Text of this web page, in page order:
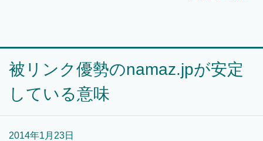
被リンク優勢のnamaz.jpが安定
している意味
2014年1月23日